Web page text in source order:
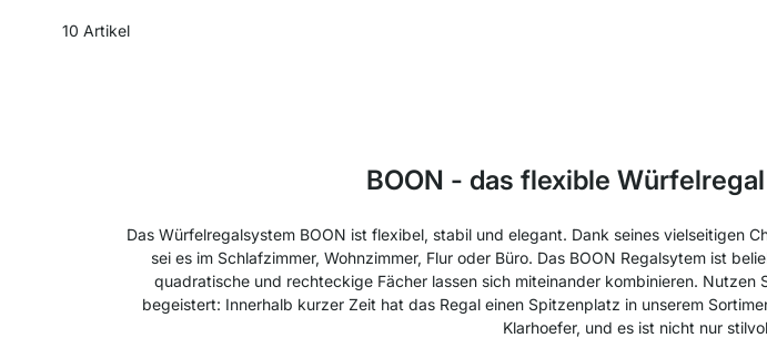
10 Artikel
BOON - das flexible
Das Würfelregalsystem BOON ist flexibel, stabil und elegant. Dank seines vielseitigen
sei es im Schlafzimmer, Wohnzimmer, Flur oder Büro. Das BOON Regalsytem ist
quadratische und rechteckige Fächer lassen sich miteinander kombinieren. Nutzen
begeistert: Innerhalb kurzer Zeit hat das Regal einen Spitzenplatz in unserem
Klarhoefer, und es ist nicht nur